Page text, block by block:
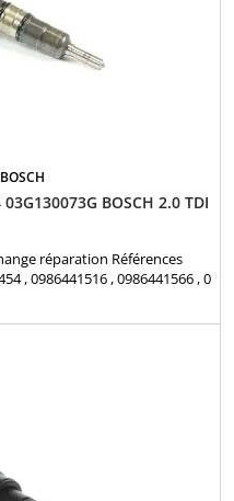
BOSCH
BOSCH 2.0 TDI
réparation Références
, 0986441516 , 0986441566 , 0